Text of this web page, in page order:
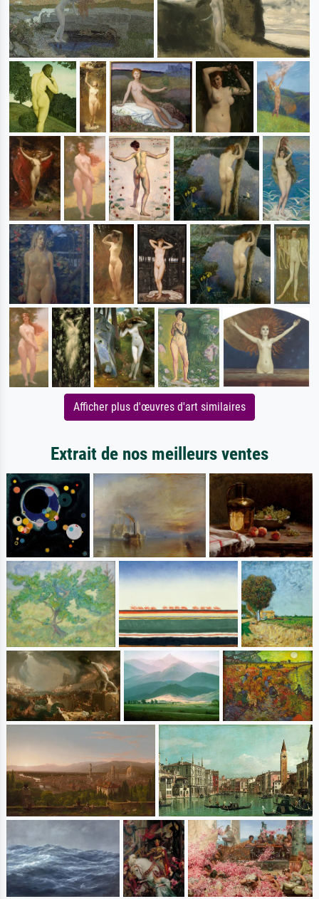
Afficher plus d'œuvres d'art similaires
Extrait de nos meilleurs ventes